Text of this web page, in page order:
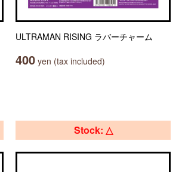
ULTRAMAN RISING ラバーチャーム
400 yen (tax included)
Stock: △